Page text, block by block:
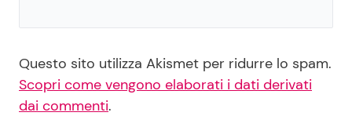
Questo sito utilizza Akismet per ridurre lo spam.
Scopri come vengono elaborati i dati derivati
dai commenti.